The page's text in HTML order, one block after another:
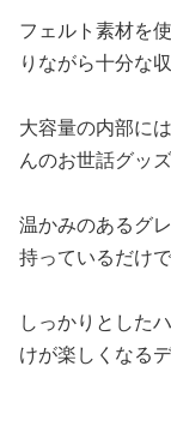
フェルト素材を
りながら十分な
大容量の内部に
んのお世話グッ
温かみのあるグ
持っているだけ
しっかりとした
けが楽しくなる